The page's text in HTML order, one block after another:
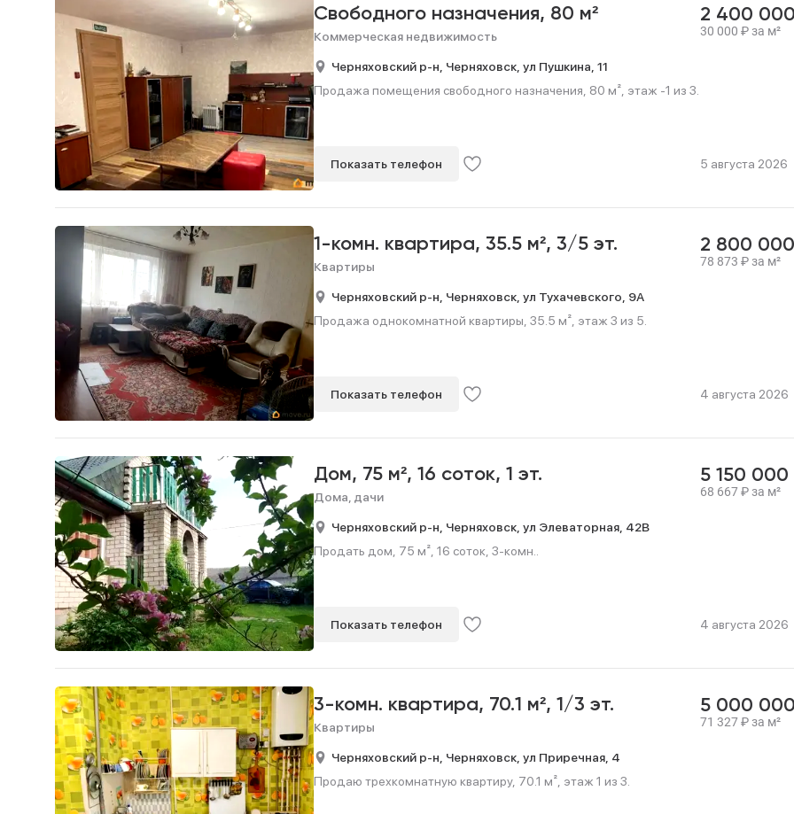
Свободного назначения, 80 м²
Коммерческая недвижимость
2 400
30 000 ₽за м²
Черняховский р-н, Черняховск, ул Пушкина, 11
Продажа помещения свободного назначения, 80 м², этаж -1 из 3.
Показать телефон 5 августа 2026
1-комн. квартира, 35.5 м², 3/5 эт.
Квартиры
2 800
78 873 ₽за м²
Черняховский р-н, Черняховск, ул Тухачевского, 9А
Продажа однокомнатной квартиры, 35.5 м², этаж 3 из 5.
Показать телефон 4 августа 2026
Дом, 75 м², 16 соток, 1 эт.
Дома, дачи
5 150 000
68 667₽за м²
Черняховский р-н, Черняховск, ул Элеваторная, 42В
Продать дом, 75 м², 16 соток, 3-комн..
Показать телефон 4 августа 2026
3-комн. квартира, 70.1 м², 1/3 эт.
Квартиры
5 000
71 327₽за м²
Черняховский р-н, Черняховск, ул Приречная, 4
Продаю трехкомнатную квартиру, 70.1 м², этаж 1 из 3.